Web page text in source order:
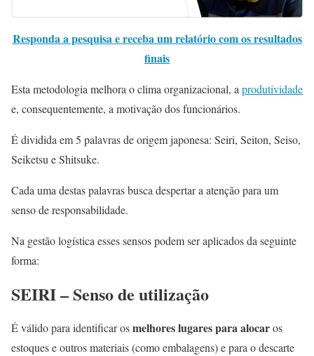
Responda a pesquisa e receba um relatório com os resultados
finais
Esta metodologia melhora o clima organizacional, aprodutividade
e, consequentemente, a motivação dos funcionários.
É dividida em 5 palavras de origem japonesa: Seiri, Seiton, Seiso,
Seiketsu e Shitsuke.
Cada uma destas palavras busca despertar a atenção para um
senso de responsabilidade.
Na gestão logística esses sensos podem ser aplicados da seguinte
forma:
SEIRI – Senso de utilização
É válido para identificar osmelhores lugares para alocaros
estoques e outros materiais (como embalagens) e para o descarte